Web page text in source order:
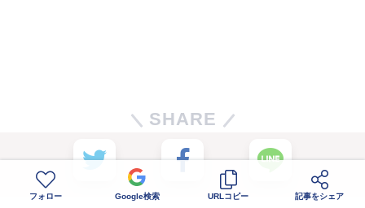
SHARE
フォロー Google検索 URLコピー 記事をシェア